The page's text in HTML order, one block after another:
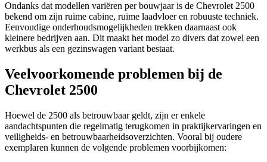
Ondanks dat modellen variëren per bouwjaar is de Chevrolet 2500
bekend om zijn ruime cabine, ruime laadvloer en robuuste techniek.
Eenvoudige onderhoudsmogelijkheden trekken daarnaast ook
kleinere bedrijven aan. Dit maakt het model zo divers dat zowel een
werkbus als een gezinswagen variant bestaat.
Veelvoorkomende problemen bij de
Chevrolet 2500
Hoewel de 2500 als betrouwbaar geldt, zijn er enkele
aandachtspunten die regelmatig terugkomen in praktijkervaringen en
veiligheids- en betrouwbaarheidsoverzichten. Vooral bij oudere
exemplaren kunnen de volgende problemen voorbijkomen: